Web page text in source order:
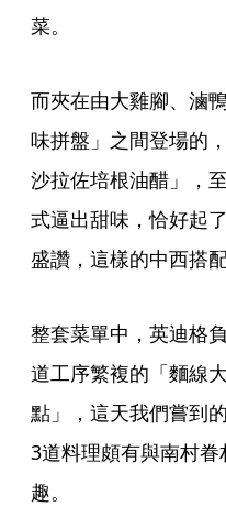
菜。
而夾在由大雞腳、滷
味拼盤」之間登場的
沙拉佐培根油醋」，
式逼出甜味，恰好起
盛讚，這樣的中西搭
整套菜單中，英迪格
道工序繁複的「麵線
點」，這天我們嘗到
3道料理頗有與南村
趣。